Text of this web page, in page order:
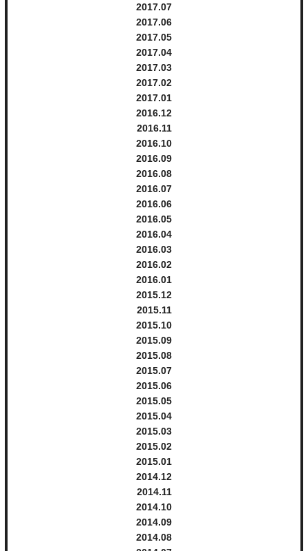
力石の “楽チン♡ナチュラル”
そして布瀬の “ゆれ感♡フェミニン”
そしてそしてー‼︎
そしてそしてー‼︎‼︎‼︎
嬉しい事に表紙にも登場させていただきましたーー
でーーーーん!!!!!!!!
ちっちゃいけど左下にいるんだからー‼︎ の様子♡
2017. 7
2017. 6
2017. 5
2017. 4
2017. 3
2017. 2
2017.
1
2016.12
2016.11
2016.10
2016. 9
2016. 8
2016. 7
2016. 6
2016. 5
2016. 4
2016. 3
2016. 2
2016.
1
2015.12
2015.11
2015.10
2015. 9
2015. 8
2015. 7
2015. 6
2015. 5
2015. 4
2015. 3
2015. 2
2015.
1
2014.12
2014.11
2014.10
2014. 9
2014. 8